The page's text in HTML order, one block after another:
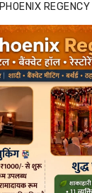
PHOENIX REGENCY